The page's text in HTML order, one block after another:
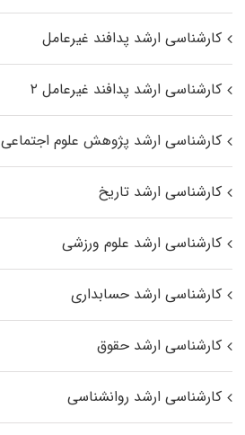
کارشناسی ارشد پدافند غیرعامل
کارشناسی ارشد پدافند غیرعامل ۲
کارشناسی ارشد پژوهش علوم اجتماعی
کارشناسی ارشد تاریخ
کارشناسی ارشد علوم ورزشی
کارشناسی ارشد حسابداری
کارشناسی ارشد حقوق
کارشناسی ارشد روانشناسی